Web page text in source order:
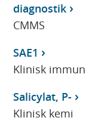
diagnostik
CMMS
SAE1
Klinisk
Salicylat, P-
Klinisk kemi